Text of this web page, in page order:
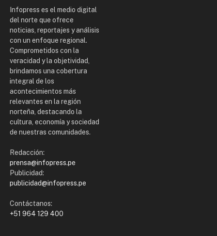
Infopress es el medio digital
del norte que ofrece
noticias, reportajes y análisis
con un enfoque regional.
Comprometidos con la
veracidad y la objetividad,
brindamos una cobertura
integral de los
acontecimientos más
relevantes en la región
norteña, destacando la
cultura, economía y sociedad
de nuestras comunidades.
Redacción:
prensa@infopress.pe
Publicidad:
publicidad@infopress.pe
Contáctanos:
+51 964 129 400